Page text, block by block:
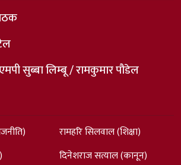
सुब्बा लिम्बू / रामकुमार पौडेल
रामहरि सिलवाल (शिक्षा)
दिनेशराज सत्याल (कानून)